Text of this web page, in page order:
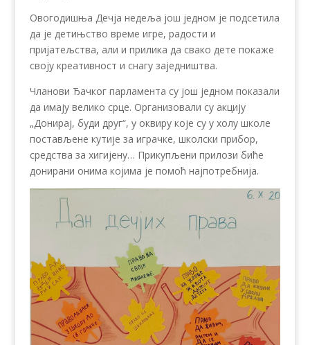
Овогодишња Дечја недеља још једном је подсетила
да је детињство време игре, радости и
пријатељства, али и прилика да свако дете покаже
своју креативност и снагу заједништва.
Чланови Ђачког парламента су још једном показали
да имају велико срце. Организовали су акцију
„Донирај, буди друг“, у оквиру које су у холу школе
постављене кутије за играчке, школски прибор,
средства за хигијену… Прикупљени прилози биће
донирани онима којима је помоћ најпотребнија.